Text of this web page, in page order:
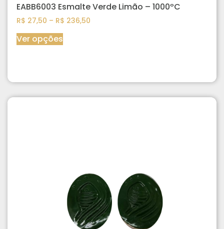
EABB6003 Esmalte Verde Limão – 1000ºC
R$ 27,50 – R$ 236,50
Ver opções